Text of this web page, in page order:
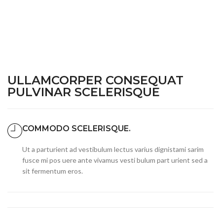
ULLAMCORPER CONSEQUAT
PULVINAR SCELERISQUE
COMMODO SCELERISQUE.
Ut a parturient ad vestibulum lectus varius dignistami sarim
fusce mi pos uere ante vivamus vesti bulum part urient sed a
sit fermentum eros.